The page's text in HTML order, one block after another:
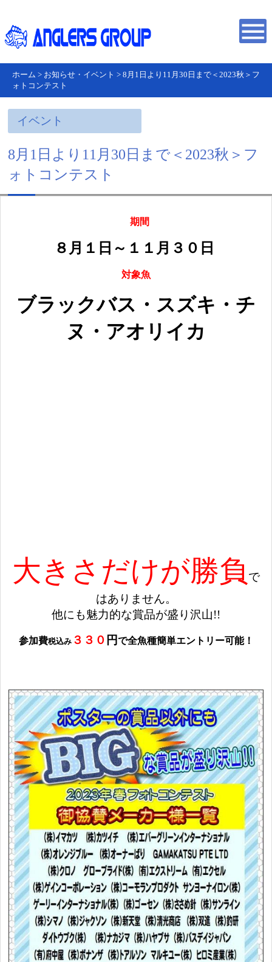
ホーム > お知らせ・イベント > 8月1日より11月30日まで＜2023秋＞フ
ォトコンテスト
イベント
8月1日より11月30日まで＜2023秋＞フ
ォトコンテスト
期間
８月１日～１１月３０日
対象魚
ブラックバス・スズキ・チ
ヌ・アオリイカ
大きさだけが勝負 で
はありません。
他にも魅力的な賞品が盛り沢山!!
参加費税込み３３０ 円で全魚種簡単エントリー可能！